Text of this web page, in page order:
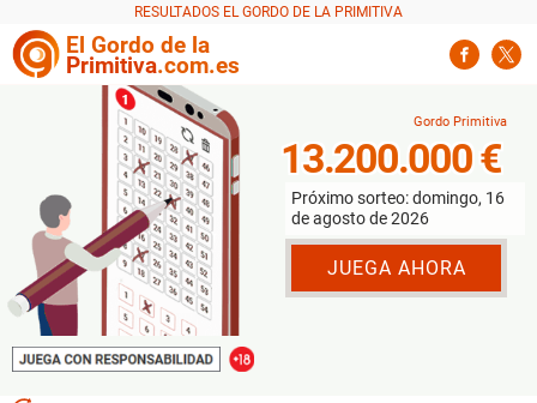
El Gordo de la
Primitiva.com.es
13.200.000 €
Próximo sorteo: domingo, 16
de agosto de 2026
JUEGA AHORA